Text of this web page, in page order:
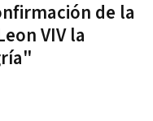
de la
VIV la